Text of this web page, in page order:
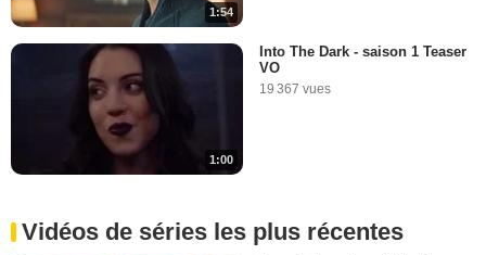
1:54
1:00
Into The Dark - saison 1 Teaser
VO
19 367 vues
Vidéos de séries les plus récentes